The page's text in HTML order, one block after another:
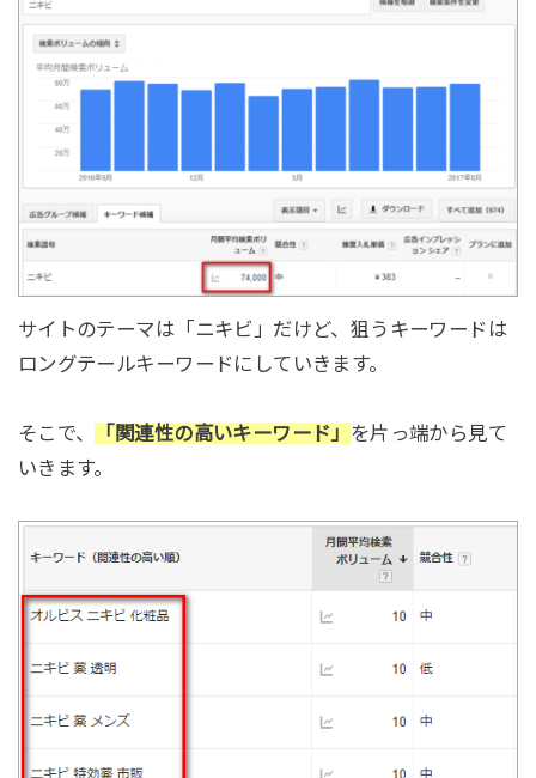
サイトのテーマは「ニキビ」だけど、狙うキーワードは
ロングテールキーワードにしていきます。
そこで、 「関連性の高いキーワード」 を片っ端から見て
いきます。